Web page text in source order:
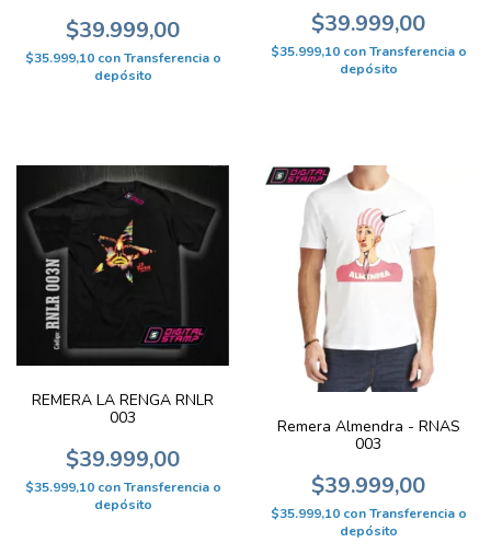
$39.999,00
$35.999,10 con Transferencia o
depósito
$39.999,00
$35.999,10 con Transferencia o
depósito
REMERA LA RENGA RNLR
003
$39.999,00
$35.999,10 con Transferencia o
depósito
Remera Almendra - RNAS
003
$39.999,00
$35.999,10 con Transferencia o
depósito